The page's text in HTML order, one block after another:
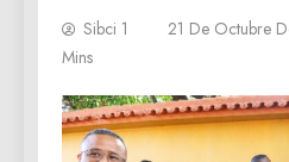
Sibci 1 21 De Octubre
Mins